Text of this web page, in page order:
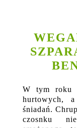
W tym roku
hurtowych,
śniadań.
czosnku